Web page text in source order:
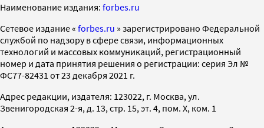
Наименование издания: forbes.ru
Cетевое издание « forbes.ru » зарегистрировано Федеральной
службой по надзору в сфере связи, информационных
технологий и массовых коммуникаций, регистрационный
номер и дата принятия решения о регистрации: серия Эл №
ФС77-82431 от 23 декабря 2021 г.
Адрес редакции, издателя: 123022, г. Москва, ул.
Звенигородская 2-я, д. 13, стр. 15, эт. 4, пом. X, ком. 1